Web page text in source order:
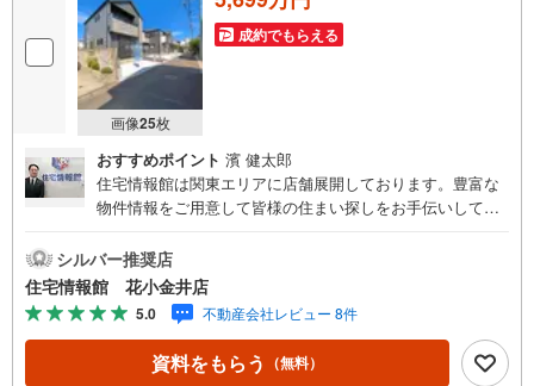
画像25枚
成約でもらえる
おすすめポイント 濱 健太郎
住宅情報館は関東エリアに店舗展開しております。豊富な
物件情報をご用意して皆様の住まい探しをお手伝いしてお
さい。【営業時間 10:00～19:00 火曜・水曜（祝日の場
合は営業いたします）】「資料請求」「内覧」のお問い合
わせは上記時間内ですとスムーズにご対応が可能です。ス
タッフ一同お客様のお問合せをお待ちしております。【住
宅ローン相談会】開催中無理のない住宅ローンの試算やご
購入の際にかかる諸費用の概算も行っております。しっか
シルバー推奨店
住宅情報館 花小金井店
5.0 不動産会社レビュー 8件
資料をもらう （無料）